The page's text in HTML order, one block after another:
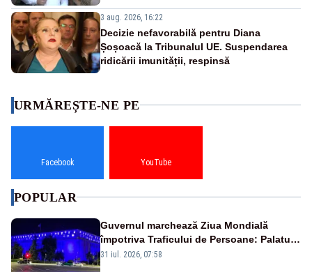
3 aug. 2026, 16:22
Decizie nefavorabilă pentru Diana
Șoșoacă la Tribunalul UE. Suspendarea
ridicării imunității, respinsă
URMĂREȘTE-NE PE
Facebook YouTube
POPULAR
Guvernul marchează Ziua Mondială
împotriva Traficului de Persoane: Palatul
Victoria, iluminat în albastru
31 iul. 2026, 07:58